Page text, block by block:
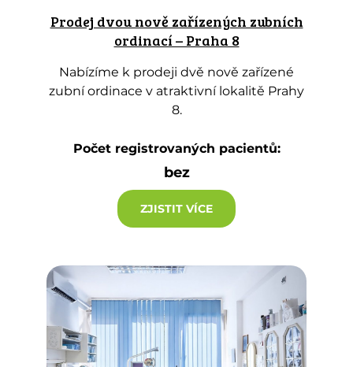
Prodej dvou nově zařízených zubních
ordinací – Praha 8
Nabízíme k prodeji dvě nově zařízené
zubní ordinace v atraktivní lokalitě Prahy
8.
Počet registrovaných pacientů:
bez
ZJISTIT VÍCE